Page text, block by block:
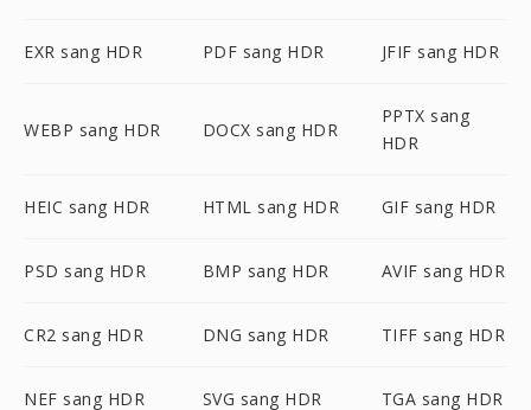
EXR sang HDR PDF sang HDR JFIF sang HDR
WEBP sang HDR DOCX sang HDR
PPTX sang
HDR
HEIC sang HDR HTML sang HDR GIF sang HDR
PSD sang HDR BMP sang HDR AVIF sang HDR
CR2 sang HDR DNG sang HDR TIFF sang HDR
NEF sang HDR SVG sang HDR TGA sang HDR